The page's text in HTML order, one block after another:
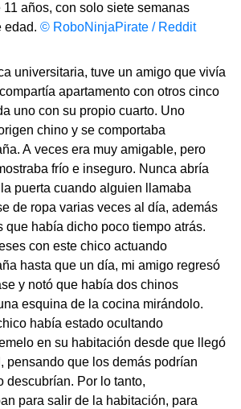
años, con solo siete semanas
edad. © RoboNinjaPirate / Reddit
universitaria, tuve un amigo que vivía
apartamento con otros cinco
uno con su propio cuarto. Uno
chino y se comportaba
A veces era muy amigable, pero
frío e inseguro. Nunca abría
puerta cuando alguien llamaba
de ropa varias veces al día, además
que había dicho poco tiempo atrás.
con este chico actuando
hasta que un día, mi amigo regresó
y notó que había dos chinos
esquina de la cocina mirándolo.
había estado ocultando
en su habitación desde que llegó
pensando que los demás podrían
descubrían. Por lo tanto,
para salir de la habitación, para